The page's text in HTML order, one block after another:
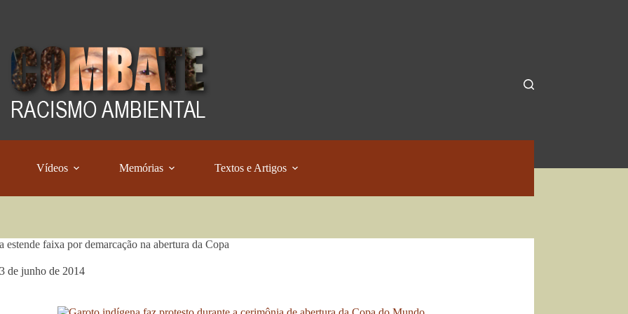
Vídeos Memórias Textos e Artigos
estende faixa por demarcação na abertura da Copa
de junho de 2014